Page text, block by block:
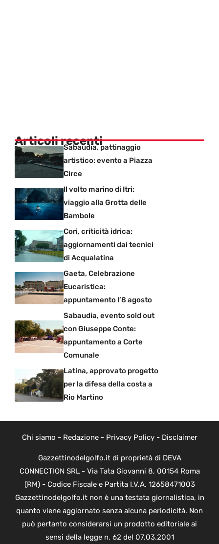
Articoli recentiSabaudia, pattinaggio
artistico: evento a Piazza
Circe
Il volto marino di Itri:
viaggio alla Grotta delle
Bambole
Cori, criticità idrica:
aggiornamenti dai tecnici
di Acqualatina
Gaeta, Celebrazione
Eucaristica:
appuntamento l’8 agosto
Sabaudia, evento sold out
con Giuseppe Conte:
appuntamento a Corte
Comunale
Latina, approvato progetto
per la difesa della costa a
Rio Martino
Chi siamo - Redazione- Privacy Policy- Disclaimer
Gazzettinodelgolfo.it di proprietà di DEVA
CONNECTION SRL - Via Tata Giovanni 8, 00154 Roma
(RM) - Codice Fiscale e Partita I.V.A. 12658471003
Gazzettinodelgolfo.it non è una testata giornalistica, in
quanto viene aggiornato senza alcuna periodicità. Non
può pertanto considerarsi un prodotto editoriale ai
sensi della legge n. 62 del 07.03.2001